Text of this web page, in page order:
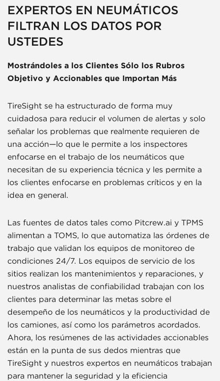
EXPERTOS EN NEUMÁTICOS
FILTRAN LOS DATOS POR
USTEDES
Mostrándoles a los Clientes Sólo los Rubros
Objetivo y Accionables que Importan Más
TireSight se ha estructurado de forma muy
cuidadosa para reducir el volumen de alertas y solo
señalar los problemas que realmente requieren de
una acción—lo que le permite a los inspectores
enfocarse en el trabajo de los neumáticos que
necesitan de su experiencia técnica y les permite a
los clientes enfocarse en problemas críticos y en la
idea en general.
Las fuentes de datos tales como Pitcrew.ai y TPMS
alimentan a TOMS, lo que automatiza las órdenes de
trabajo que validan los equipos de monitoreo de
condiciones 24/7. Los equipos de servicio de los
sitios realizan los mantenimientos y reparaciones, y
nuestros analistas de confiabilidad trabajan con los
clientes para determinar las metas sobre el
desempeño de los neumáticos y la productividad de
los camiones, así como los parámetros acordados.
Ahora, los resúmenes de las actividades accionables
están en la punta de sus dedos mientras que
TireSight y nuestros expertos en neumáticos trabajan
para mantener la seguridad y la eficiencia